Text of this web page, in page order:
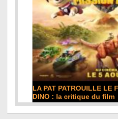
LA PAT PATROUILLE LE
DINO : la critique du film